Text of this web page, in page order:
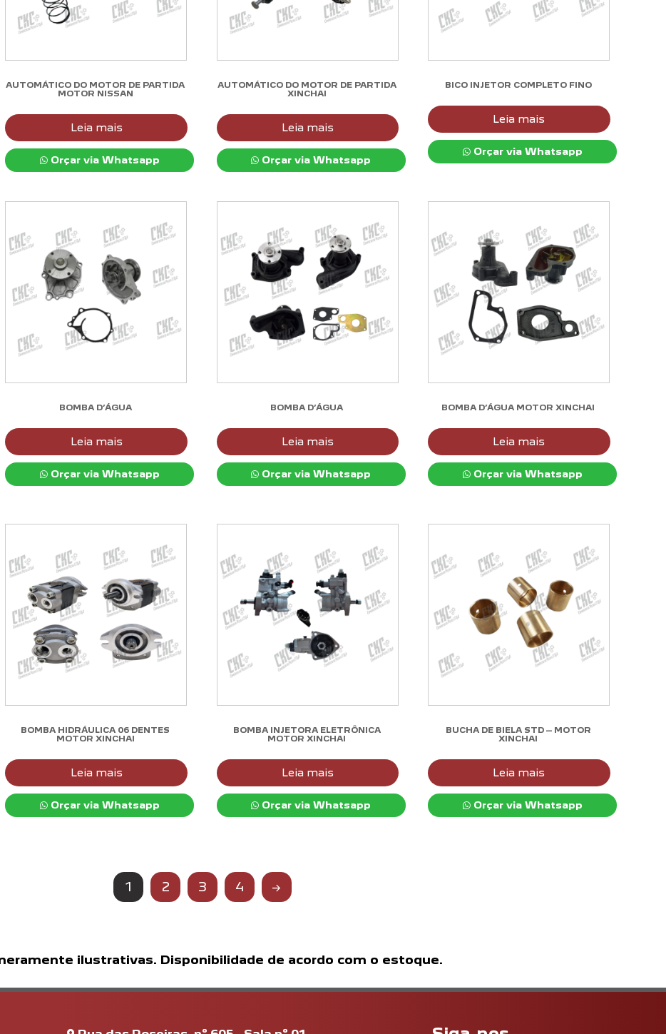
AUTOMÁTICO DO MOTOR DE PARTIDA
MOTOR NISSAN
Leia mais
Orçar via Whatsapp
AUTOMÁTICO DO MOTOR DE PARTIDA
XINCHAI
Leia mais
Orçar via Whatsapp
BICO INJETOR COMPLETO FINO
Leia mais
Orçar via Whatsapp
BOMBA D’ÁGUA
Leia mais
Orçar via Whatsapp
BOMBA D’ÁGUA
Leia mais
Orçar via Whatsapp
BOMBA D’ÁGUA MOTOR XINCHAI
Leia mais
Orçar via Whatsapp
BOMBA HIDRÁULICA 06 DENTES
MOTOR XINCHAI
Leia mais
Orçar via Whatsapp
BOMBA INJETORA ELETRÔNICA
MOTOR XINCHAI
Leia mais
Orçar via Whatsapp
BUCHA DE BIELA STD – MOTOR
XINCHAI
Leia mais
Orçar via Whatsapp
1 2 3 4 →
ilustrativas. Disponibilidade de acordo com o estoque.